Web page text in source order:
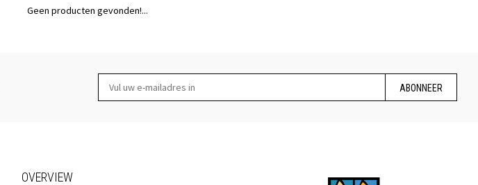
Geen producten gevonden!...
ABONNEER
OVERVIEW